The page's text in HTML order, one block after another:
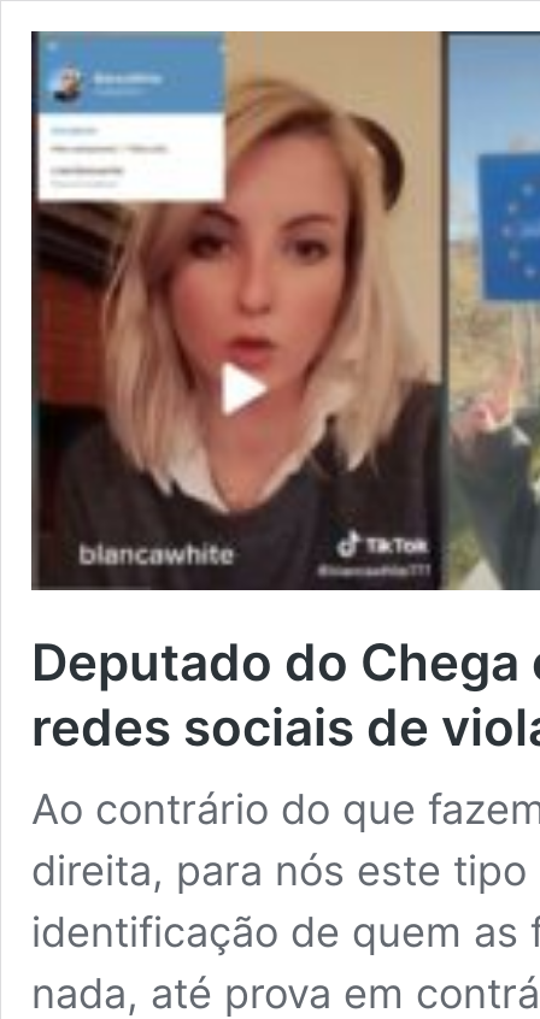
Deputado do
redes sociais de
Ao contrário do que
direita, para nós este
identificação de quem as
nada, até prova em